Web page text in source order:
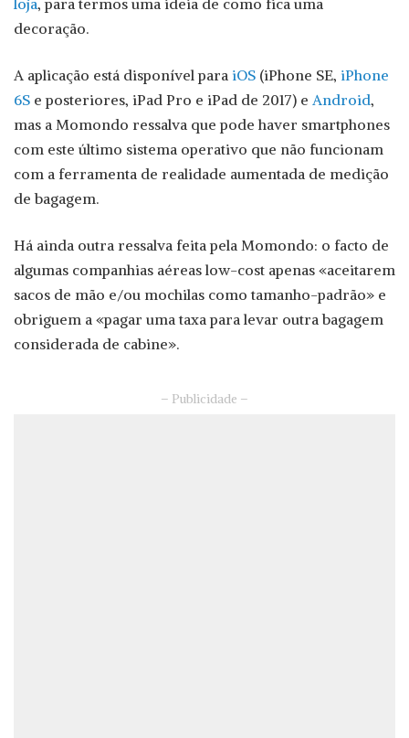
loja, para termos uma ideia de como fica uma
decoração.
A aplicação está disponível para iOS (iPhone SE, iPhone
6S e posteriores, iPad Pro e iPad de 2017) e Android,
mas a Momondo ressalva que pode haver smartphones
com este último sistema operativo que não funcionam
com a ferramenta de realidade aumentada de medição
de bagagem.
Há ainda outra ressalva feita pela Momondo: o facto de
algumas companhias aéreas low-cost apenas «aceitarem
sacos de mão e/ou mochilas como tamanho-padrão» e
obriguem a «pagar uma taxa para levar outra bagagem
considerada de cabine».
– Publicidade –